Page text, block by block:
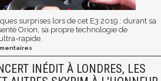
surprises lors de cet E3 2019 : durant sa
Orion, sa propre technologie de
rapide.
INÉDIT À LONDRES, LES